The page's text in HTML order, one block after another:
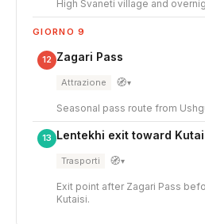
High Svaneti village and
GIORNO 9
12 Zagari Pass
Attrazione 🧭▾
Seasonal pass route from
13 Lentekhi exit toward
Trasporti 🧭▾
Exit point after Zagari Pass
Kutaisi.